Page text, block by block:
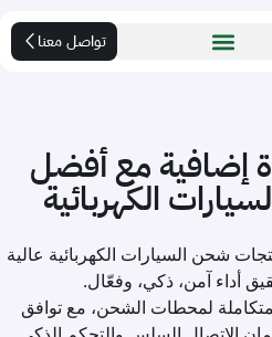
تواصل معنا
إضافية مع أفضل
الكهربائية
شحن السيارات الكهربائية عالية
أداء آمن، ذكي، وفعّال.
لمحطات الشحن، مع توافق